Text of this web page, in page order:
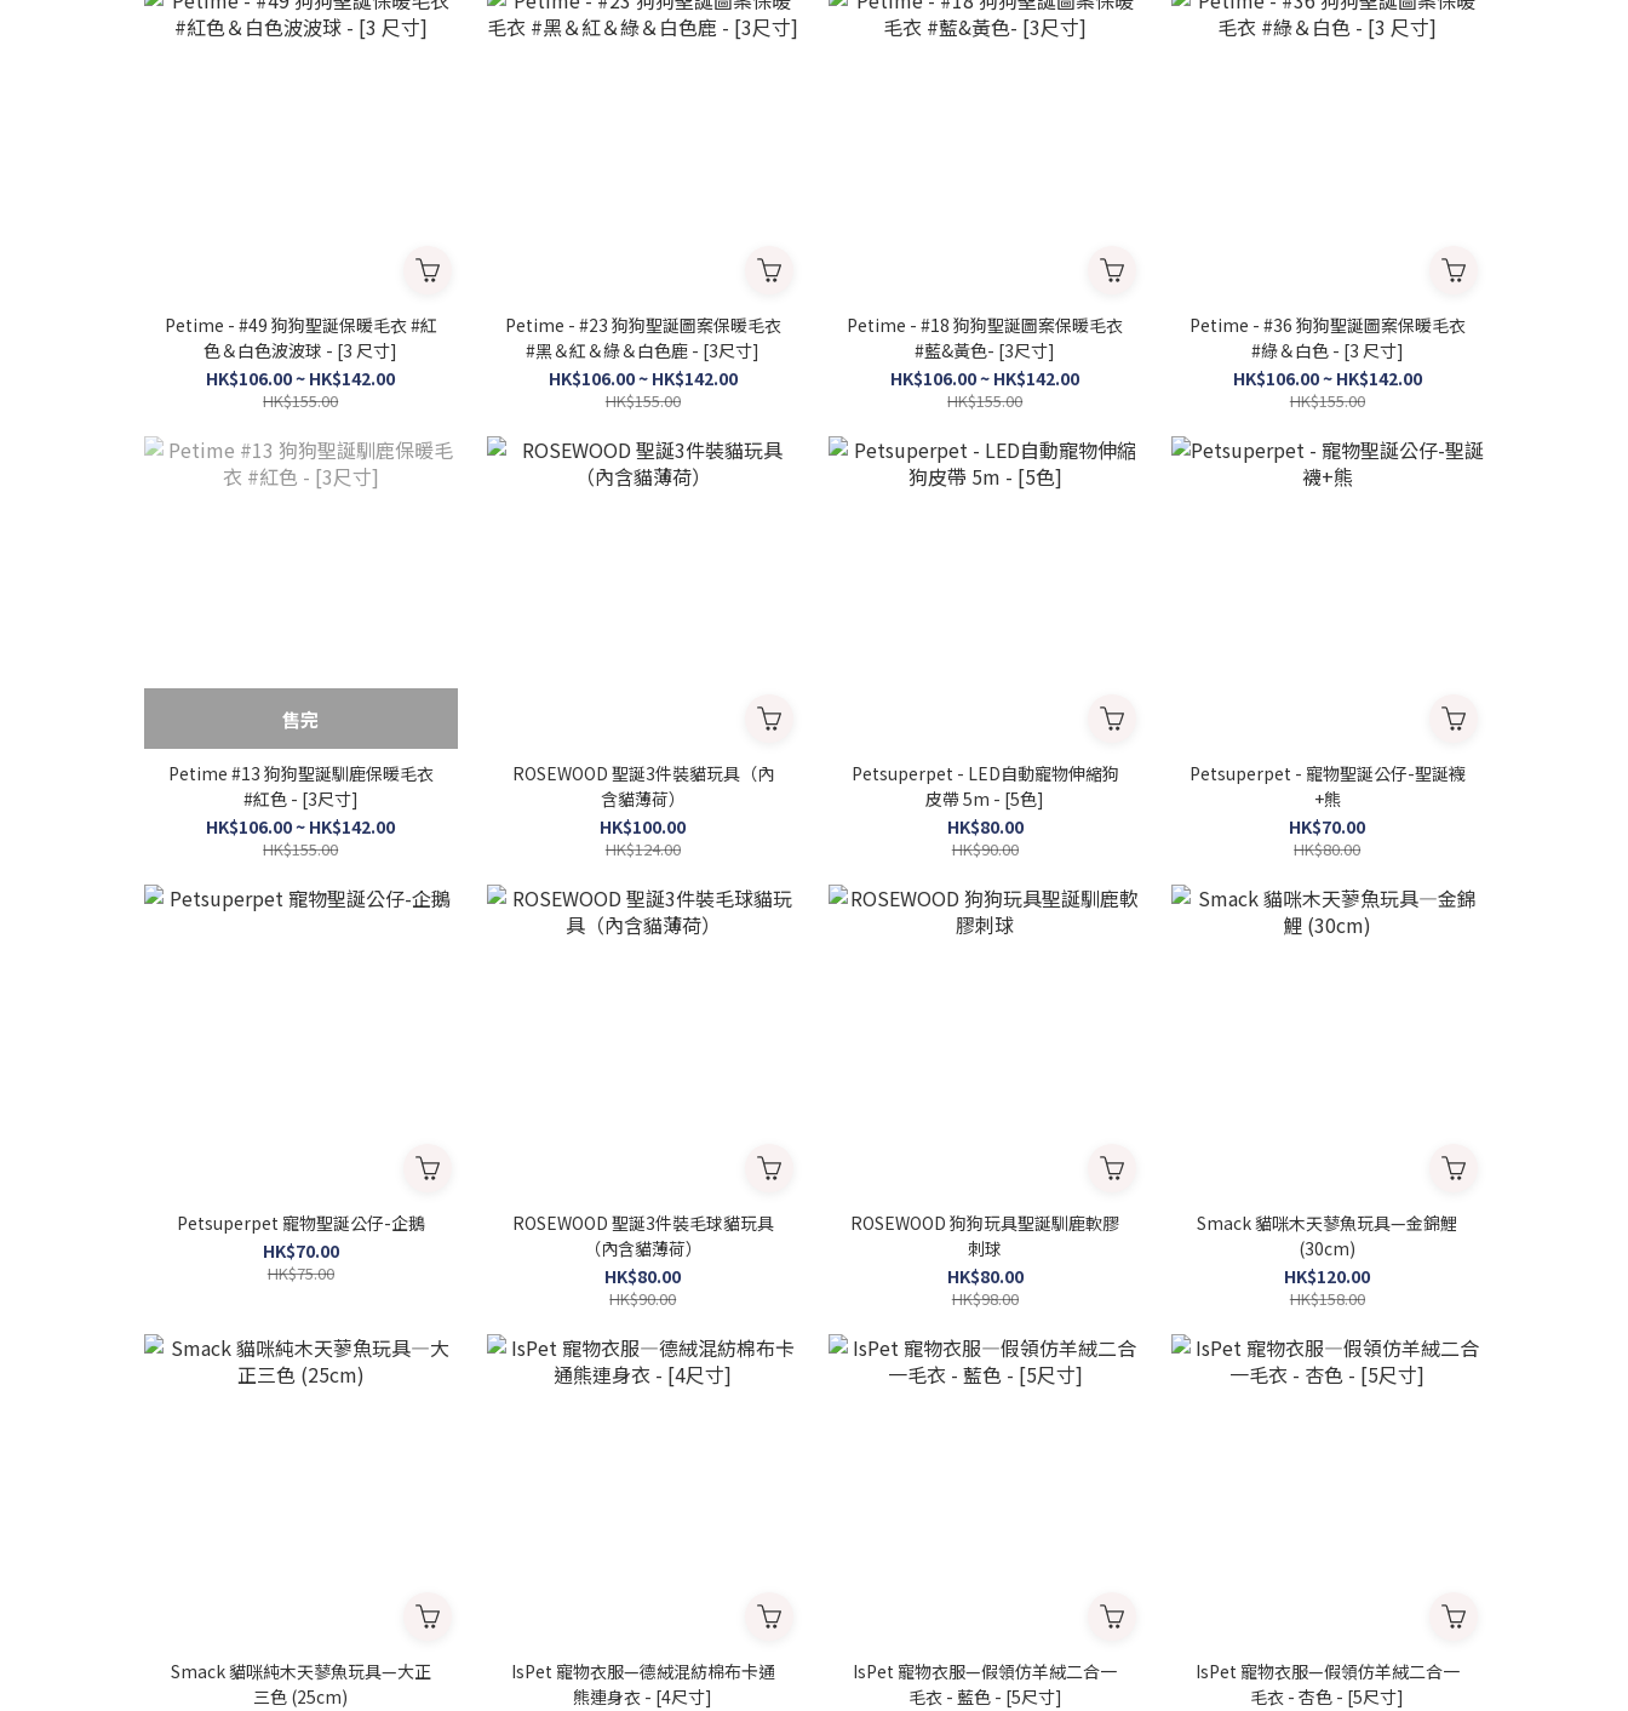
Petime - #49 狗狗聖誕保暖毛衣 #紅
色＆白色波波球 - [3 尺寸]
HK$106.00 ~ HK$142.00
HK$155.00
Petime - #23 狗狗聖誕圖案保暖毛衣
#黑＆紅＆綠＆白色鹿 - [3尺寸]
HK$106.00 ~ HK$142.00
HK$155.00
Petime - #18 狗狗聖誕圖案保暖毛衣
#藍&黃色- [3尺寸]
HK$106.00 ~ HK$142.00
HK$155.00
Petime - #36 狗狗聖誕圖案保暖毛衣
#綠＆白色 - [3 尺寸]
HK$106.00 ~ HK$142.00
HK$155.00
售完
Petime #13 狗狗聖誕馴鹿保暖毛衣
#紅色 - [3尺寸]
HK$106.00 ~ HK$142.00
HK$155.00
ROSEWOOD 聖誕3件裝貓玩具（內
含貓薄荷）
HK$100.00
HK$124.00
Petsuperpet - LED自動寵物伸縮狗
皮帶 5m - [5色]
HK$80.00
HK$90.00
Petsuperpet - 寵物聖誕公仔-聖誕襪
+熊
HK$70.00
HK$80.00
Petsuperpet 寵物聖誕公仔-企鵝
HK$70.00
HK$75.00
ROSEWOOD 聖誕3件裝毛球貓玩具
（內含貓薄荷）
HK$80.00
HK$90.00
ROSEWOOD 狗狗玩具聖誕馴鹿軟膠
刺球
HK$80.00
HK$98.00
Smack 貓咪木天蓼魚玩具—金錦鯉
(30cm)
HK$120.00
HK$158.00
Smack 貓咪純木天蓼魚玩具—大正
三色 (25cm)
IsPet 寵物衣服—德絨混紡棉布卡通
熊連身衣 - [4尺寸]
IsPet 寵物衣服—假領仿羊絨二合一
毛衣 - 藍色 - [5尺寸]
IsPet 寵物衣服—假領仿羊絨二合一
毛衣 - 杏色 - [5尺寸]